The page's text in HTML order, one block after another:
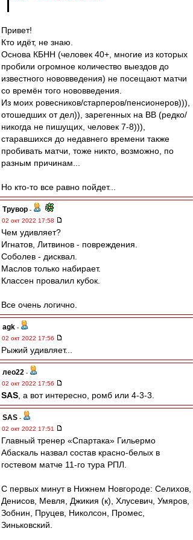
Привет!
Кто идёт, не знаю.
Основа КБНН (человек 40+, многие из которых
пробили огромное количество выездов до
известного нововведения) не посещают матчи
со времён того нововведения.
Из моих ровесников/старперов/пенсионеров))),
отошедших от дел)), зарегенных на ВВ (редко/
никогда не пишущих, человек 7-8))),
старавшихся до недавнего времени также
пробивать матчи, тоже никто, возможно, по
разным причинам...
Но кто-то все равно пойдет...
Трувор -
02 окт 2022 17:58
Чем удивляет?
Игнатов, Литвинов - повреждения.
Соболев - дисквал.
Маслов только набирает.
Классен провалил кубок.
Все очень логично.
agk -
02 окт 2022 17:56
Рыжий удивляет...
лео22 -
02 окт 2022 17:56
SAS , а вот интересно, ромб или 4-3-3.
SAS -
02 окт 2022 17:51
Главный тренер «Спартака» Гильермо
Абаскаль назвал состав красно-белых в
гостевом матче 11-го тура РПЛ.
С первых минут в Нижнем Новгороде: Селихов,
Денисов, Мевля, Джикия (к), Хлусевич, Умяров,
Зобнин, Пруцев, Николсон, Промес,
Зиньковский.